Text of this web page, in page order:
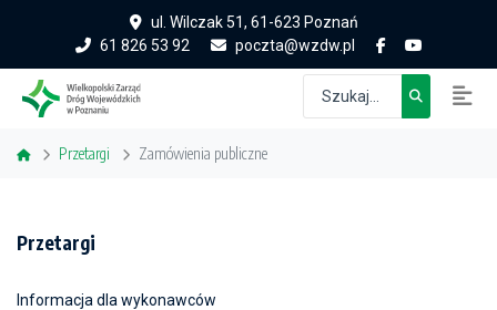
ul. Wilczak 51, 61-623 Poznań
61 826 53 92
poczta@wzdw.pl
Przetargi Zamówienia publiczne
Przetargi
Informacja dla wykonawców